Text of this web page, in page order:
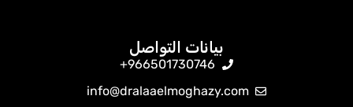
بيانات التواصل
966501730746+
info@dralaaelmoghazy.com